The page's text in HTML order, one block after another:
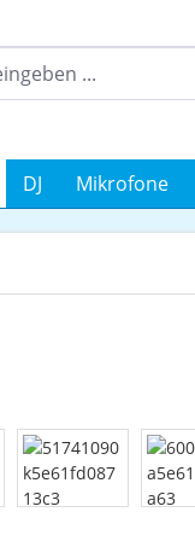
DJ Mikrofone